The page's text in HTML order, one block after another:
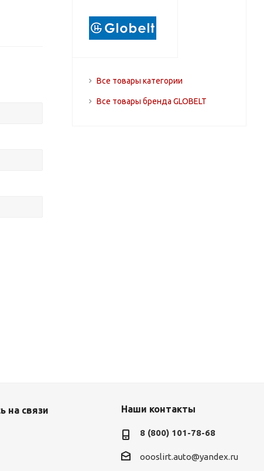
Все товары категории
Все товары бренда GLOBELT
на связи Наши контакты
8 (800) 101-78-68
oooslirt.auto@yandex.ru